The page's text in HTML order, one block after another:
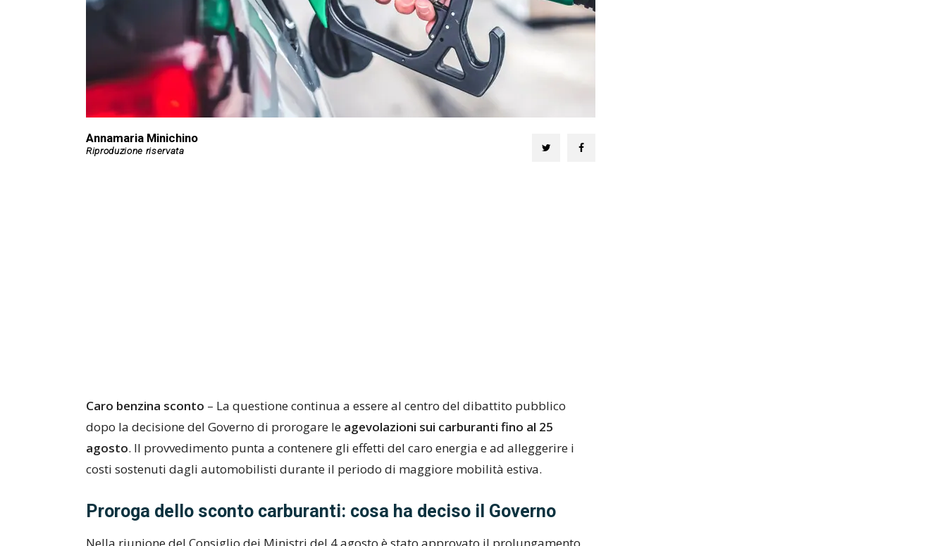
Annamaria Minichino
Caro benzina sconto – La questione continua a essere al centro del dibattito pubblico
dopo la decisione del Governo di prorogare le agevolazioni sui carburanti fino al 25
agosto. Il provvedimento punta a contenere gli effetti del caro energia e ad alleggerire i
costi sostenuti dagli automobilisti durante il periodo di maggiore mobilità estiva.
Proroga dello sconto carburanti: cosa ha deciso il Governo